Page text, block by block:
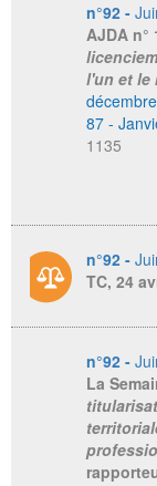
n°92 -
AJDA n°
l'un et le
87 -
1135
n°92 -
TC, 24
n°92 -
La